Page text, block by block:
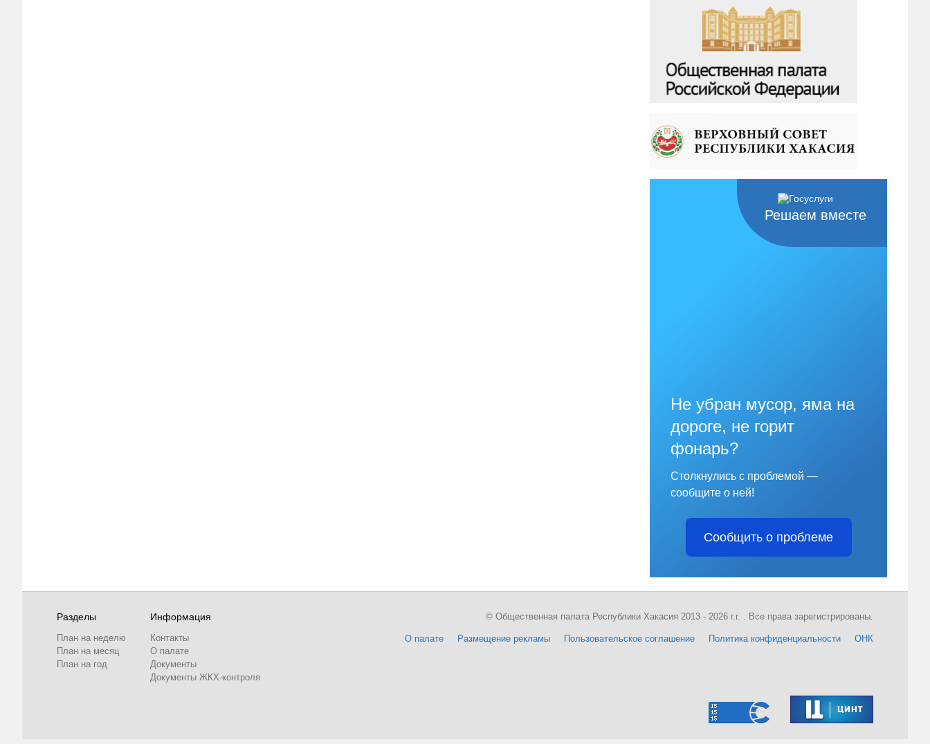
Решаем вместе
Не убран мусор, яма на
дороге, не горит
фонарь?
Столкнулись с проблемой —
сообщите о ней!
Сообщить о проблеме
Разделы
План на неделю
План на месяц
План на год
Информация
Контакты
О палате
Документы
Документы ЖКХ-контроля
О палате Размещение рекламы Пользовательское соглашение Политика конфиденциальности ОНК
© Общественная палата Республики Хакасия 2013 - 2026 г.г. . Все права зарегистрированы.